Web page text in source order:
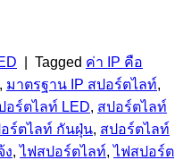
Tagged ค่า IP คือ
, มาตรฐาน IP สปอร์ตไลท์,
อร์ตไลท์ LED, สปอร์ตไลท์
ร์ตไลท์ กันฝุ่น, สปอร์ตไลท์
ง,ไฟสปอร์ตไลท์,ไฟสปอร์ต